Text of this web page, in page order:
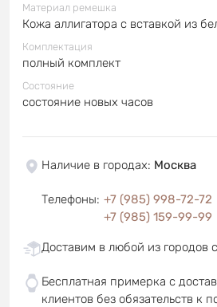
Материал ремешка
Кожа аллигатора с вставкой из
Комплектация
полный комплект
Состояние
состояние новых часов
Наличие в городах: Москва
Телефоны: +7 (985) 998-72-72
+7 (985) 159-99-99
Доставим в любой из городов
Бесплатная примерка с
клиентов без обязательств к